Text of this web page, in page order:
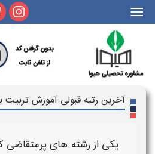
|||
آخرین رتبه قبولی آموزش تربیت
یکی از رشته های پرمتقاضی